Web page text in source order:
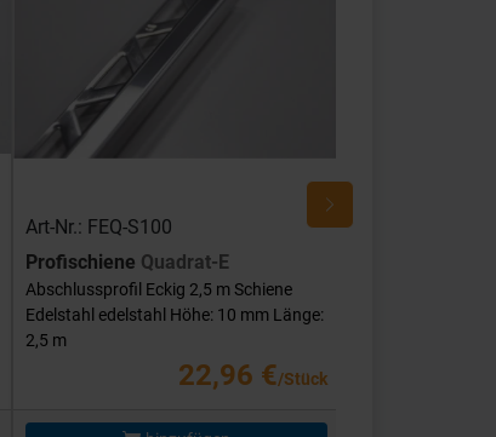
Art-Nr.: FEQ-S100
Profischiene Quadrat-E
Abschlussprofil Eckig 2,5 m Schiene
Edelstahl edelstahl Höhe: 10 mm Länge:
2,5 m
22,96 €/Stück